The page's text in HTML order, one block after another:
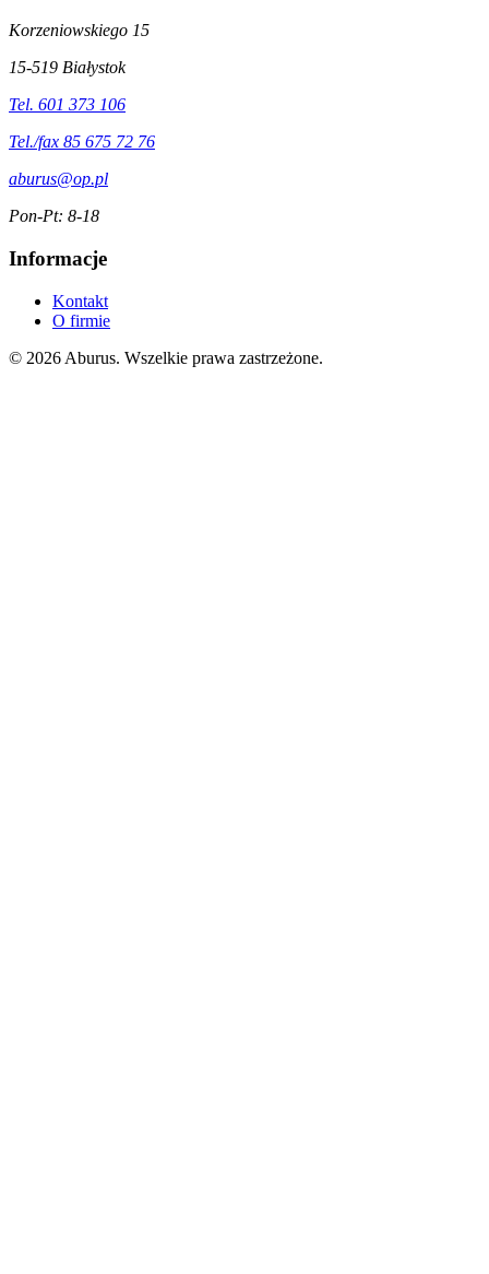
Korzeniowskiego 15
15-519 Białystok
Tel. 601 373 106
Tel./fax 85 675 72 76
aburus@op.pl
Pon-Pt: 8-18
Informacje
Kontakt
O firmie
© 2026 Aburus. Wszelkie prawa zastrzeżone.